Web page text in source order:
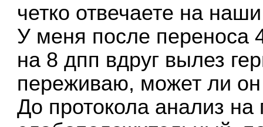
четко отвечаете на
У меня после переноса
на 8 дпп вдруг вылез
переживаю, может ли
До протокола анализ на